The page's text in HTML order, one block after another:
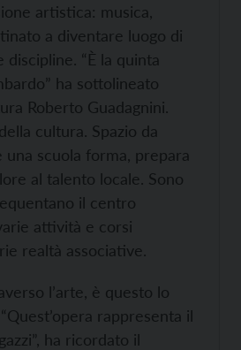
artistica: musica,
a diventare luogo di
“È la quinta
ha sottolineato
Roberto Guadagnini.
cultura. Spazio da
una scuola forma, prepara
al talento locale. Sono
il centro
attività e corsi
realtà associative.
l’arte, è questo lo
rappresenta il
ha ricordato il